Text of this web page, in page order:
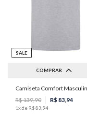
SALE
COMPRAR
P M G GG
R$139,90 R$ 83,94
1x de R$83 94